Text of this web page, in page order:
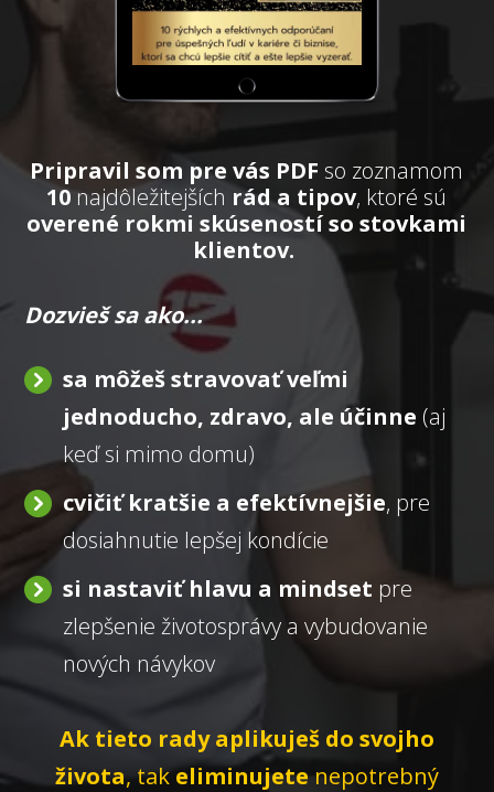
Pripravil som pre vás PDF so zoznamom
10najdôležitejších rád a tipov, ktoré sú
overené rokmi skúseností so stovkami
klientov.
Dozvieš sa ako...
sa môžeš stravovať veľmi
jednoducho, zdravo, ale účinne (aj
keď si mimo domu)
cvičiť kratšie a efektívnejšie, pre
dosiahnutie lepšej kondície
si nastaviť hlavu a mindset pre
zlepšenie životosprávy a vybudovanie
nových návykov
Ak tieto rady aplikuješ do svojho
života, takeliminujetenepotrebný